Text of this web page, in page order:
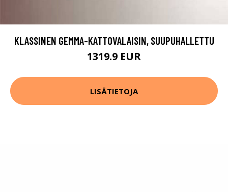
KLASSINEN GEMMA-KATTOVALAISIN, SUUPUHALLETTU
1319.9 EUR
LISÄTIETOJA